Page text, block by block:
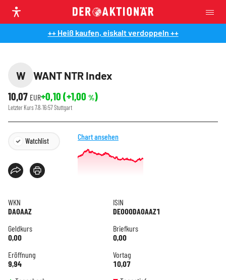
++ Heiß kaufen, eiskalt verdoppeln ++
W
WANT NTR Index
10,07 EUR+0,10 (+1,00 %)
Letzter Kurs7.8. 16:57Stuttgart
Watchlist Chart ansehen
WKN
DA0AAZ
ISIN
DE000DA0AAZ1
Geldkurs
0,00
Briefkurs
0,00
Eröffnung
9,94
Vortag
10,07